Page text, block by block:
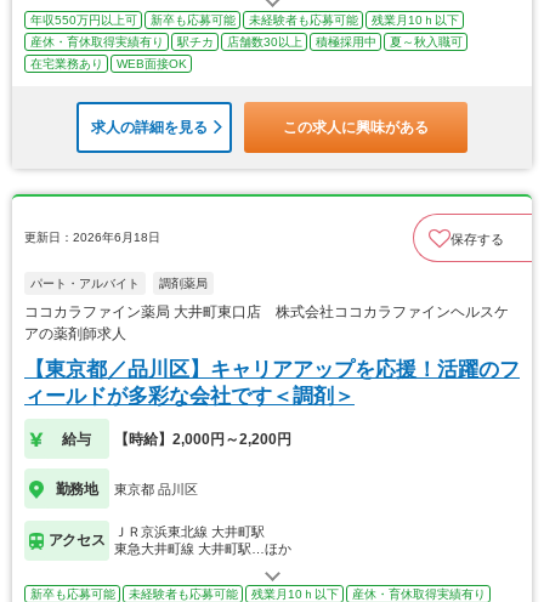
年収550万円以上可 新卒も応募可能 未経験者も応募可能
残業月10ｈ以下
産休・育休取得実績有り
駅チカ 店舗数30以上 積極採用中
夏～秋入職可
在宅業務あり
WEB面接OK
求人の詳細を見る この求人に興味がある
更新日：2026年6月18日 保存する
パート・アルバイト 調剤薬局
ココカラファイン薬局 大井町東口店 株式会社ココカラファインヘルスケ
アの薬剤師求人
【東京都／品川区】キャリアアップを応援！活躍のフ
ィールドが多彩な会社です＜調剤＞
給与 【時給】2,000円～2,200円
勤務地 東京都 品川区
アクセス
ＪＲ京浜東北線 大井町駅
東急大井町線 大井町駅…ほか
新卒も応募可能 未経験者も応募可能 残業月10ｈ以下
産休・育休取得実績有り